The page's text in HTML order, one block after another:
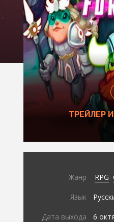
ТРЕЙЛЕР
Жанр RPG
Язык
Дата выхода 6